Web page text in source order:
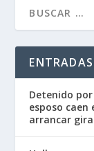
Detenido
esposo caen
arrancar